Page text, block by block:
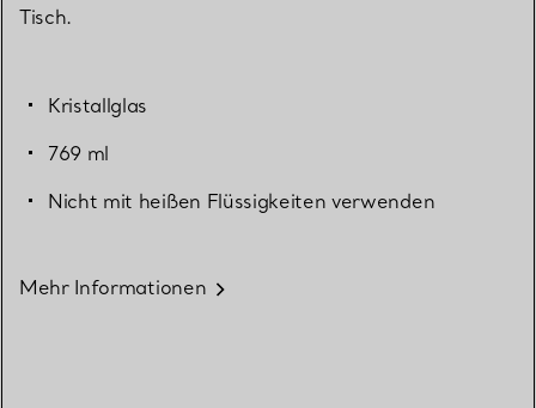
Tisch.
Kristallglas
769 ml
Nicht mit heißen Flüssigkeiten verwenden
Mehr Informationen